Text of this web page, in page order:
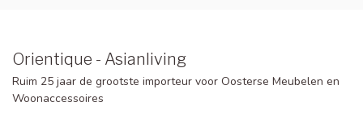
Orientique - Asianliving
Ruim 25 jaar de grootste importeur voor Oosterse Meubelen en
Woonaccessoires